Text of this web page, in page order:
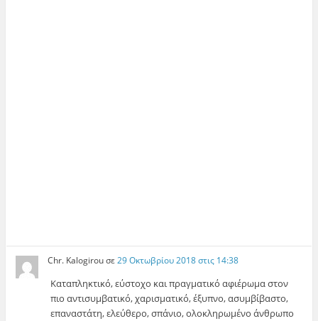
Chr. Kalogirouσε29 Οκτωβρίου 2018 στις 14:38
Καταπληκτικό, εύστοχο και πραγματικό αφιέρωμα στον
πιο αντισυμβατικό, χαρισματικό, έξυπνο, ασυμβίβαστο,
επαναστάτη, ελεύθερο, σπάνιο, ολοκληρωμένο άνθρωπο